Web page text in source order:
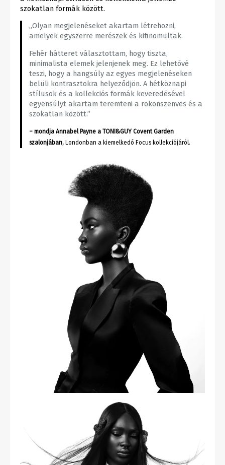
szokatlan formák között.
„Olyan megjelenéseket akartam létrehozni,
amelyek egyszerre merészek és kifinomultak.
Fehér hátteret választottam, hogy tiszta,
minimalista elemek jelenjenek meg. Ez lehetővé
teszi, hogy a hangsúly az egyes megjelenéseken
belüli kontrasztokra helyeződjön. A hétköznapi
stílusok és a kollekciós formák keveredésével
egyensúlyt akartam teremteni a rokonszenves és a
szokatlan között.”
– mondja Annabel Payne a TONI&GUY Covent Garden
szalonjában, Londonban a kiemelkedő Focus kollekciójáról.